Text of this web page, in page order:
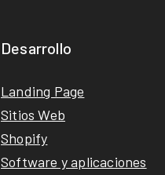
Desarrollo
Landing Page
Sitios Web
Shopify
Software y aplicaciones